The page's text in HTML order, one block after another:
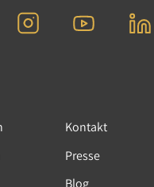
179.000,00 €
Kontakt
Presse
Blog